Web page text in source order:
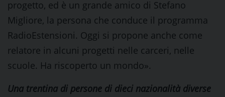
progetto, ed è un grande amico di Stefano
Migliore, la persona che conduce il programma
RadioEstensioni. Oggi si propone anche come
relatore in alcuni progetti nelle carceri, nelle
scuole. Ha riscoperto un mondo».
Una trentina di persone di dieci nazionalità diverse